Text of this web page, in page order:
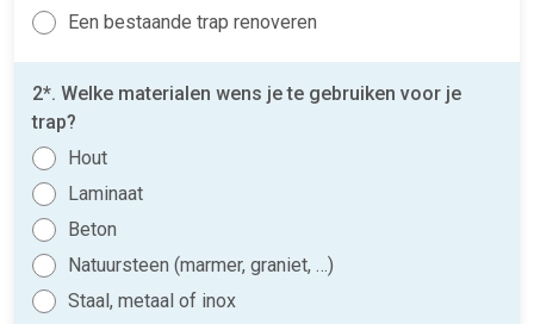
Een bestaande trap renoveren
2*. Welke materialen wens je te gebruiken voor je
trap?
Hout
Laminaat
Beton
Natuursteen (marmer, graniet, …)
Staal, metaal of inox